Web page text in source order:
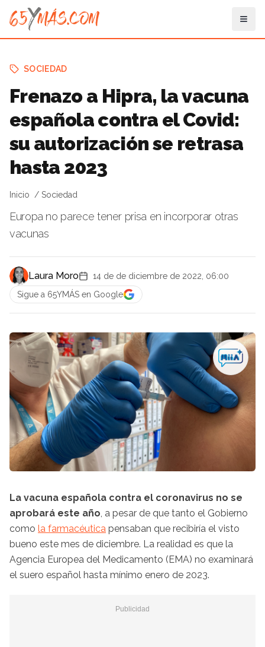
SOCIEDAD
Frenazo a Hipra, la vacuna
española contra el Covid:
su autorización se retrasa
hasta 2023
Inicio Sociedad
Europa no parece tener prisa en incorporar otras
vacunas
Laura Moro
14 de de diciembre de 2022, 06:00
Sigue a 65YMÁS en Google
La vacuna española contra el coronavirus no se
aprobará este año, a pesar de que tanto el Gobierno
como la farmacéutica pensaban que recibiría el visto
bueno este mes de diciembre. La realidad es que la
Agencia Europea del Medicamento (EMA) no examinará
el suero español hasta mínimo enero de 2023.